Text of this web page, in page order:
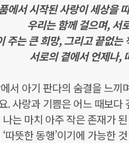
에서 시작된 사랑이 세상을
우리는 함께 걸으며,서
주는 큰 희망, 그리고 끝없
서로의 곁에서 언제나,
서 아기 판다의 숨결을 느
. 사랑과 기쁨은 어느 때보
는 마치 아주 작은 존재가
따뜻한 동행’이기에 가능한